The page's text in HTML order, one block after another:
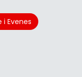
Evenes